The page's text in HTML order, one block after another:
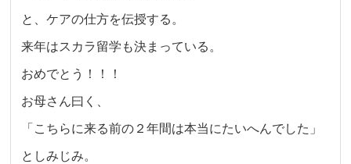
と、ケアの仕方を伝授する。
来年はスカラ留学も決まっている。
おめでとう！！！
お母さん曰く、
「こちらに来る前の２年間は本当にたいへんでした」
としみじみ。